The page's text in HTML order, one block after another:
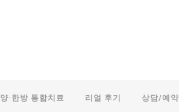
양·한방 통합치료 리얼 후기 상담/예약